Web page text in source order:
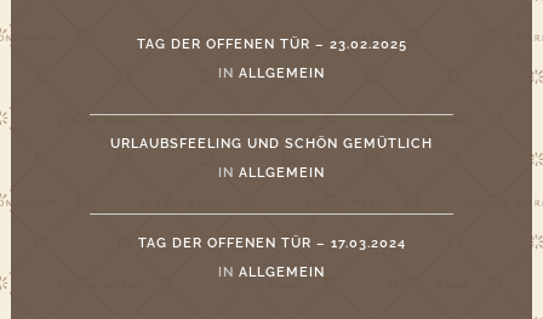
TAG DER OFFENEN TÜR – 23.02.2025
IN ALLGEMEIN
URLAUBSFEELING UND SCHÖN GEMÜTLICH
IN ALLGEMEIN
TAG DER OFFENEN TÜR – 17.03.2024
IN ALLGEMEIN